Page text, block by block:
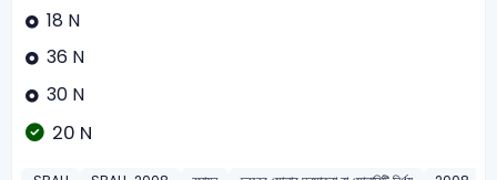
18 N
36 N
30 N
20 N